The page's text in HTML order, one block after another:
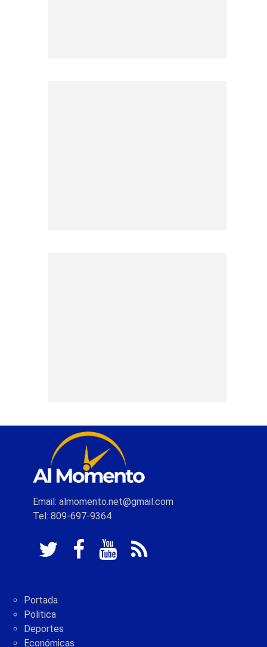
Email: almomento.net@gmail.com
Tel: 809-697-9364
Portada
Politica
Deportes
Económicas